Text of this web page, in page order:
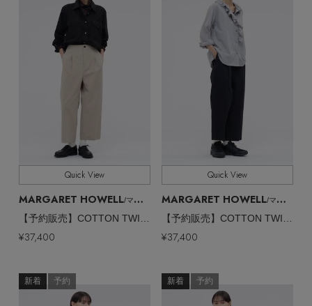
Quick View
MARGARET HOWELL/マーガレット・ハウエル
【予約販売】COTTON TWILL TROUSERS
¥37,400
Quick View
MARGARET HOWELL/マーガレット・ハウエル
【予約販売】COTTON TWILL TROUSERS
¥37,400
新着 予約 新着 予約